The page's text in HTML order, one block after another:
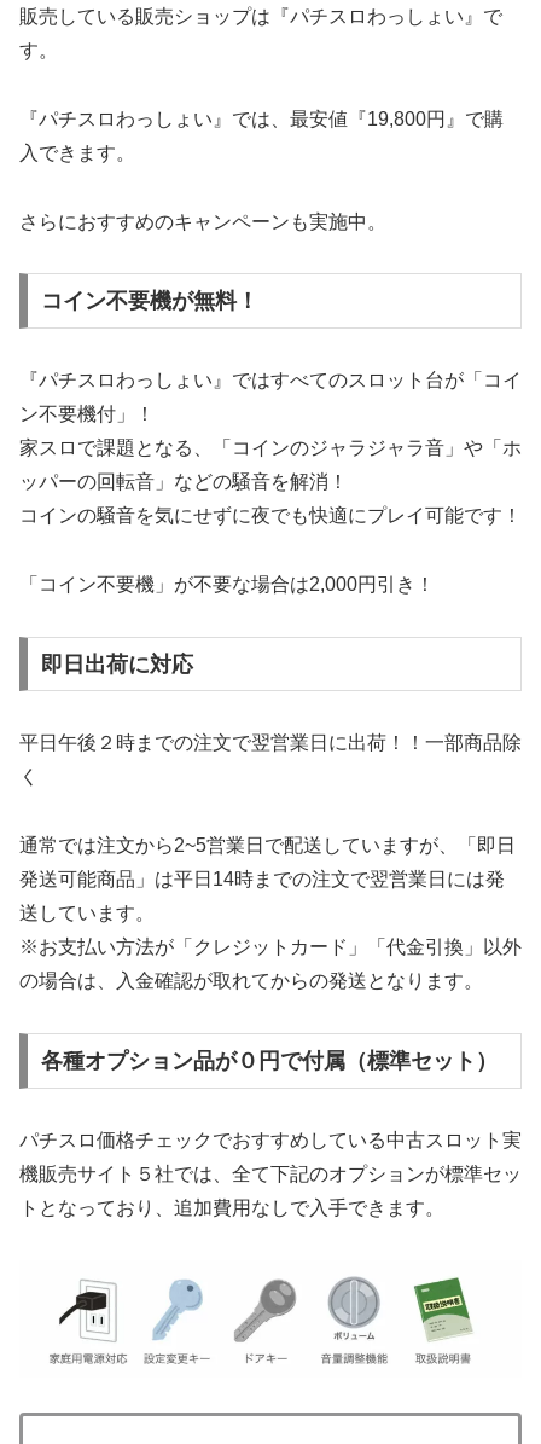
販売している販売ショップは『パチスロわっしょい』で
す。
『パチスロわっしょい』では、最安値『19,800円』で購
入できます。
さらにおすすめのキャンペーンも実施中。
コイン不要機が無料！
『パチスロわっしょい』ではすべてのスロット台が「コイ
ン不要機付」！
家スロで課題となる、「コインのジャラジャラ音」や「ホ
ッパーの回転音」などの騒音を解消！
コインの騒音を気にせずに夜でも快適にプレイ可能です！
「コイン不要機」が不要な場合は2,000円引き！
即日出荷に対応
平日午後２時までの注文で翌営業日に出荷！！一部商品除
く
通常では注文から2~5営業日で配送していますが、「即日
発送可能商品」は平日14時までの注文で翌営業日には発
送しています。
※お支払い方法が「クレジットカード」「代金引換」以外
の場合は、入金確認が取れてからの発送となります。
各種オプション品が０円で付属（標準セット）
パチスロ価格チェックでおすすめしている中古スロット実
機販売サイト５社では、全て下記のオプションが標準セッ
トとなっており、追加費用なしで入手できます。